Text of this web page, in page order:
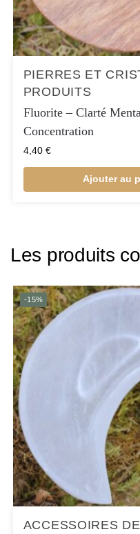
PIERRES ET
PRODUITS
Fluorite – Clarté
Concentration
4,40 €
Ajouter au
Les produits
-15%
ACCESSOIRES